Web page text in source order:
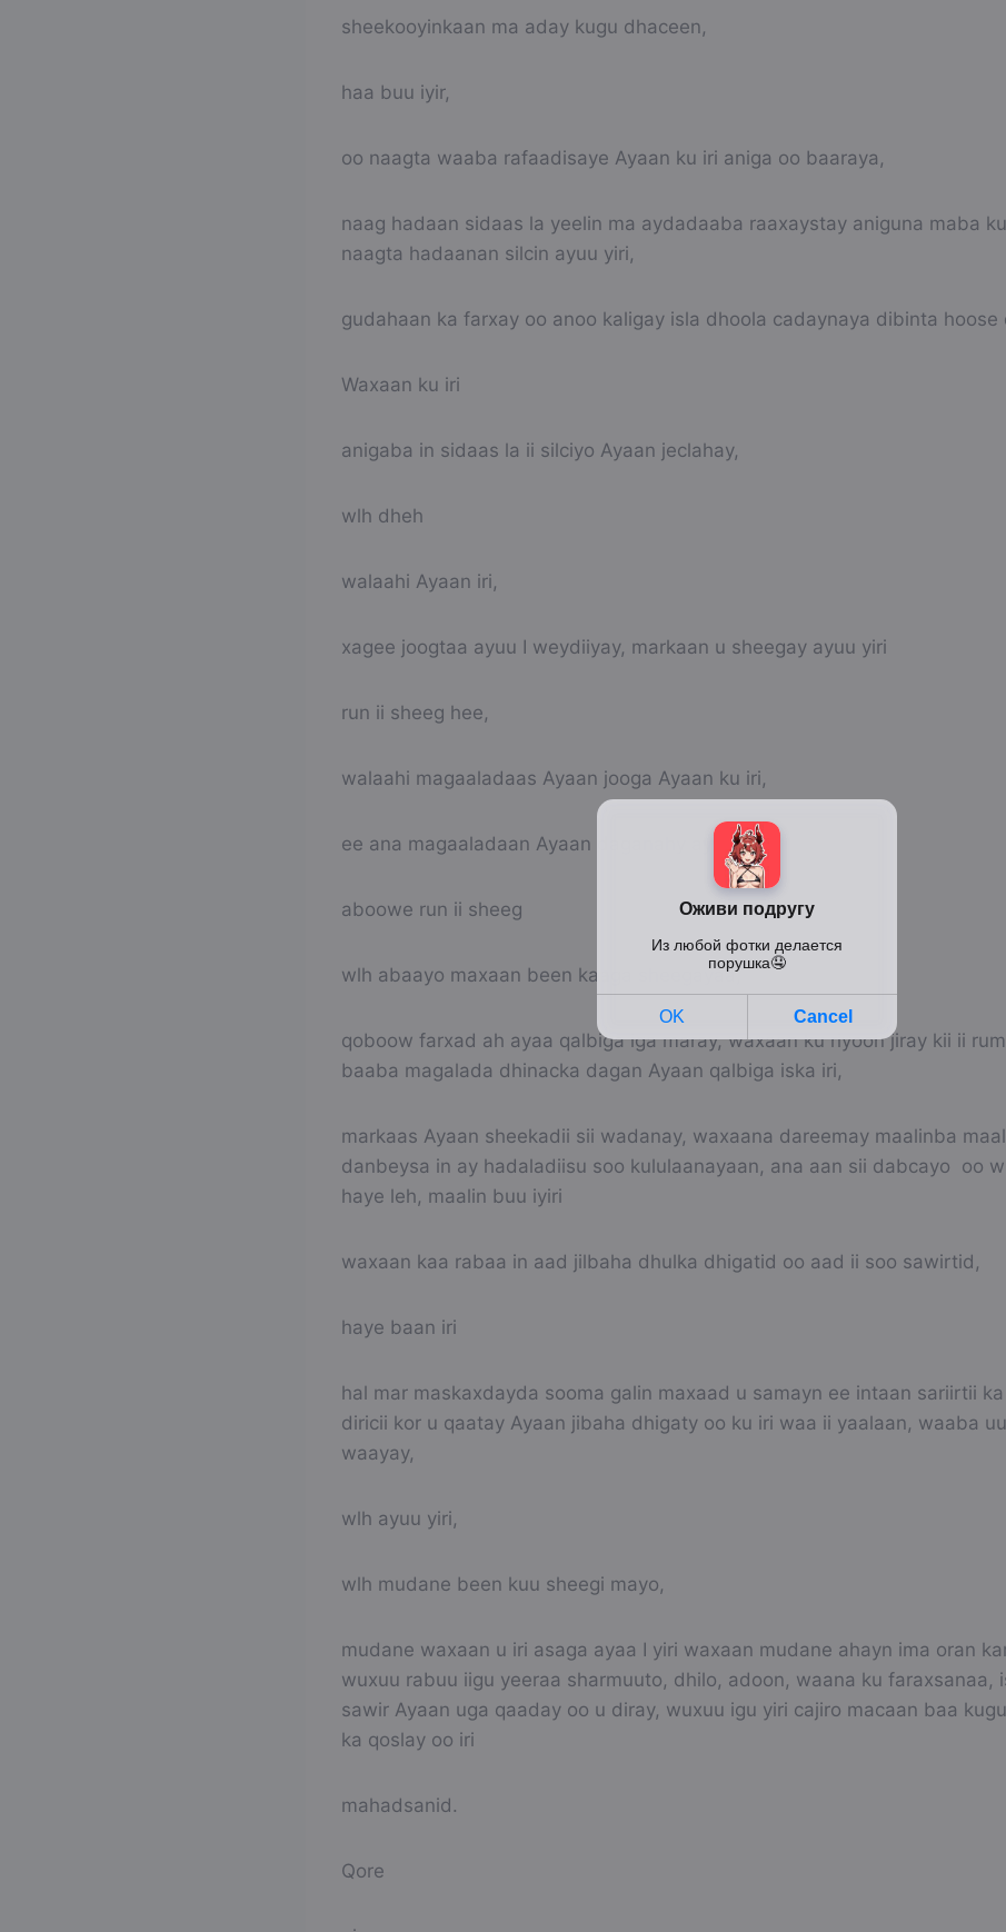
sheekooyinkaan ma aday kugu dhaceen,
haa buu iyir,
oo naagta waaba rafaadisaye Ayaan ku iri aniga oo baaraya,
naag hadaan sidaas la yeelin ma aydadaaba raaxaystay aniguna maba
naagta hadaanan silcin ayuu yiri,
gudahaan ka farxay oo anoo kaligay isla dhoola cadaynaya dibinta hoose
Waxaan ku iri
anigaba in sidaas la ii silciyo Ayaan jeclahay,
wlh dheh
walaahi Ayaan iri,
xagee joogtaa ayuu I weydiiyay, markaan u sheegay ayuu yiri
run ii sheeg hee,
walaahi magaaladaas Ayaan jooga Ayaan ku iri,
ee ana magaaladaan Ayaan daganahy ayuu yiri,
aboowe run ii sheeg
wlh abaayo maxaan been kaaga sheegayaa,
qoboow farxad ah ayaa qalbiga iga maray, waxaan ku riyoon jiray kii ii
baaba magalada dhinacka dagan Ayaan qalbiga iska iri,
markaas Ayaan sheekadii sii wadanay, waxaana dareemay maalinba
danbeysa in ay hadaladiisu soo kululaanayaan, ana aan sii dabcayo oo
haye leh, maalin buu iyiri
waxaan kaa rabaa in aad jilbaha dhulka dhigatid oo aad ii soo sawirtid,
haye baan iri
hal mar maskaxdayda sooma galin maxaad u samayn ee intaan sariirtii
diricii kor u qaatay Ayaan jibaha dhigaty oo ku iri waa ii yaalaan, waaba
waayay,
wlh ayuu yiri,
wlh mudane been kuu sheegi mayo,
mudane waxaan u iri asaga ayaa I yiri waxaan mudane ahayn ima oran
wuxuu rabuu iigu yeeraa sharmuuto, dhilo, adoon, waana ku faraxsanaa,
sawir Ayaan uga qaaday oo u diray, wuxuu igu yiri cajiro macaan baa
ka qoslay oo iri
mahadsanid.
Qore